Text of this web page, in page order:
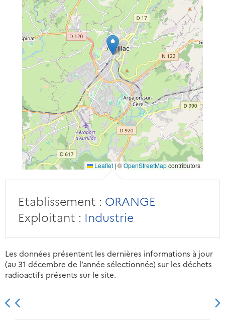
Leaflet | ©OpenStreetMapcontributors
Etablissement : ORANGE
Exploitant : Industrie
Les données présentent les dernières informations à jour
(au 31 décembre de l’année sélectionnée) sur les déchets
radioactifs présents sur le site.